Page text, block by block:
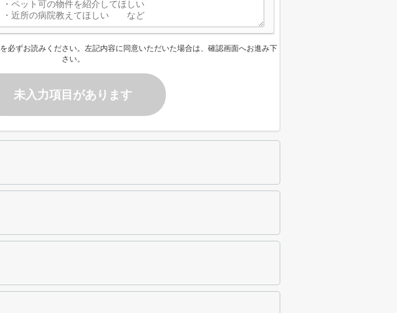
を必ずお読みください。左記内容に同意いただいた場合は、確認画面へお進み下
さい。
未入力項目があります